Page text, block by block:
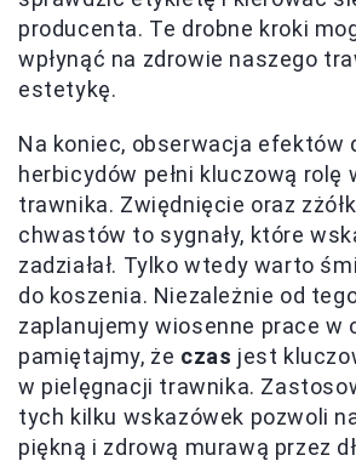
producenta. Te drobne kroki
wpłynąć na zdrowie naszego
estetykę.
Na koniec, obserwacja efektów
herbicydów pełni kluczową rolę
trawnika. Zwiędnięcie oraz
chwastów to sygnały, które
zadziałał. Tylko wtedy warto
do koszenia. Niezależnie od
zaplanujemy wiosenne prace w
pamiętajmy, że czas jest
w pielęgnacji trawnika.
tych kilku wskazówek pozwoli
piękną i zdrową murawą przez